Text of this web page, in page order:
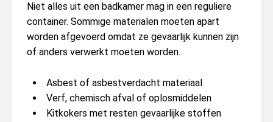
Niet alles uit een badkamer mag in een reguliere
container. Sommige materialen moeten apart
worden afgevoerd omdat ze gevaarlijk kunnen zijn
of anders verwerkt moeten worden.
Asbest of asbestverdacht materiaal
Verf, chemisch afval of oplosmiddelen
Kitkokers met resten gevaarlijke stoffen